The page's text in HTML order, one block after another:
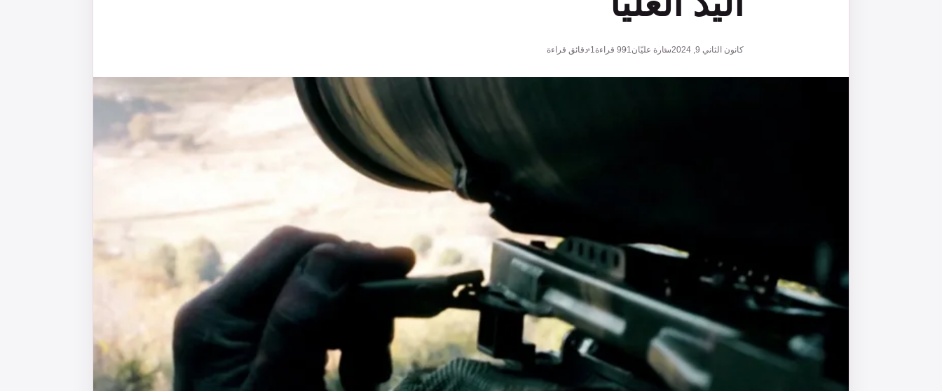
كانون الثاني 9, 2024 سارة عليّان991 قراءة1 دقائق قراءة